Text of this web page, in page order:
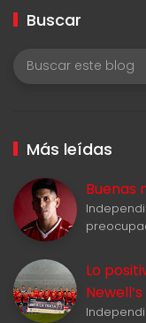
Buscar
Más leídas
Buenas
Lo
Newell‘s